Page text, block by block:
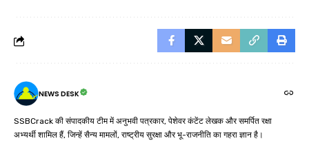
NEWS DESK
SSBCrack की संपादकीय टीम में अनुभवी पत्रकार, पेशेवर कंटेंट लेखक और समर्पित रक्षा
अभ्यर्थी शामिल हैं, जिन्हें सैन्य मामलों, राष्ट्रीय सुरक्षा और भू-राजनीति का गहरा ज्ञान है।